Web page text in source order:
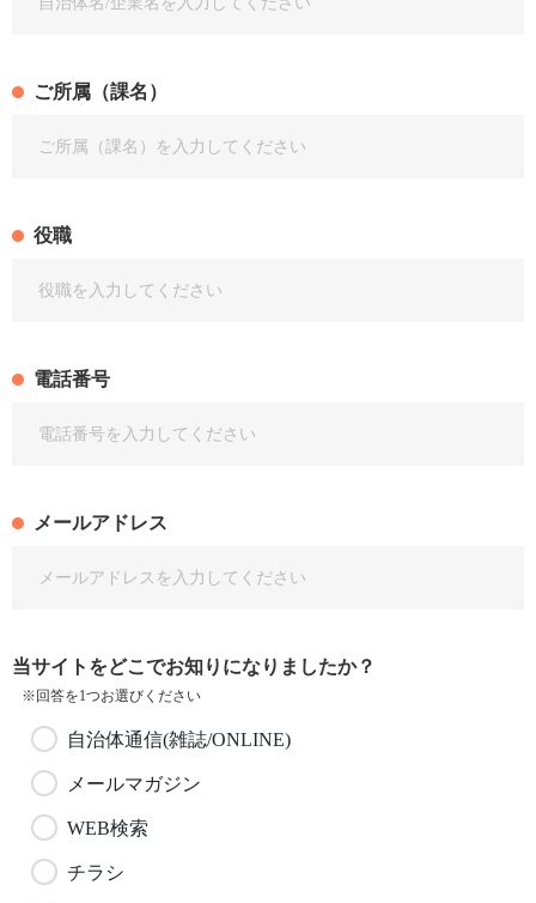
ご所属（課名）
役職
電話番号
メールアドレス
当サイトをどこでお知りになりましたか？
※回答を1つお選びください
自治体通信(雑誌/ONLINE)
メールマガジン
WEB検索
チラシ